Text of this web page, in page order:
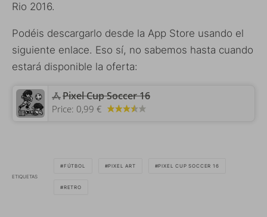
Rio 2016.
Podéis descargarlo desde la App Store usando el
siguiente enlace. Eso sí, no sabemos hasta cuando
estará disponible la oferta:
‎Pixel Cup Soccer 16
Price: 0,99 €
ETIQUETAS
FÚTBOL PIXEL ART PIXEL CUP SOCCER 16
RETRO